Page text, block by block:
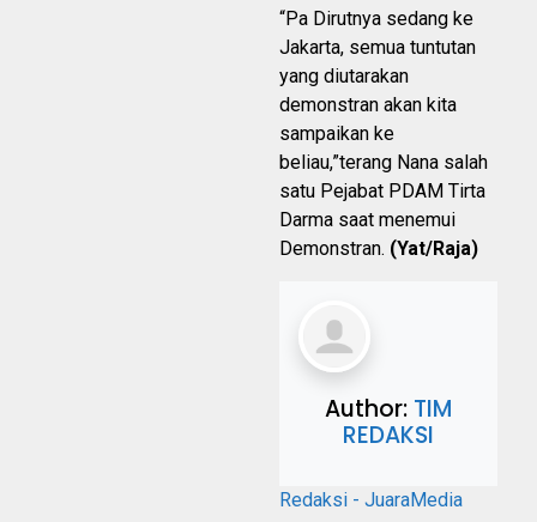
“Pa Dirutnya sedang ke
Jakarta, semua tuntutan
yang diutarakan
demonstran akan kita
sampaikan ke
beliau,”terang Nana salah
satu Pejabat PDAM Tirta
Darma saat menemui
Demonstran. (Yat/Raja)
Author: TIM
REDAKSI
Redaksi - JuaraMedia